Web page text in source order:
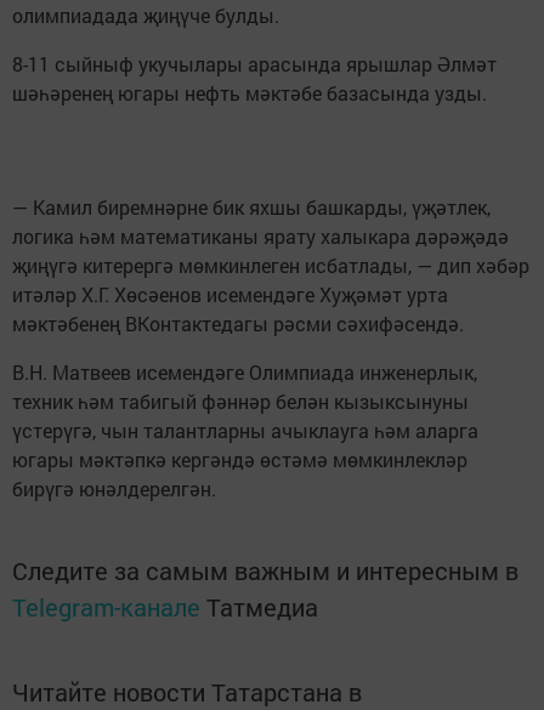
олимпиадада җиңүче булды.
8-11 сыйныф укучылары арасында ярышлар Әлмәт
шәһәренең югары нефть мәктәбе базасында узды.
— Камил биремнәрне бик яхшы башкарды, үҗәтлек,
логика һәм математиканы ярату халыкара дәрәҗәдә
җиңүгә китерергә мөмкинлеген исбатлады, — дип хәбәр
итәләр Х.Г. Хөсәенов исемендәге Хуҗәмәт урта
мәктәбенең ВКонтактедагы рәсми сәхифәсендә.
В.Н. Матвеев исемендәге Олимпиада инженерлык,
техник һәм табигый фәннәр белән кызыксынуны
үстерүгә, чын талантларны ачыклауга һәм аларга
югары мәктәпкә кергәндә өстәмә мөмкинлекләр
бирүгә юнәлдерелгән.
Следите за самым важным и интересным в
Telegram-канале Татмедиа
Читайте новости Татарстана в